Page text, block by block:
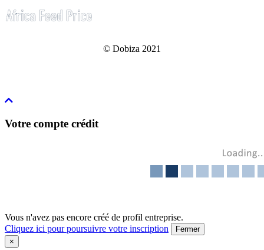
© Dobiza 2021
Votre compte crédit
Vous n'avez pas encore créé de profil entreprise.
Cliquez ici pour poursuivre votre inscription
Fermer
×